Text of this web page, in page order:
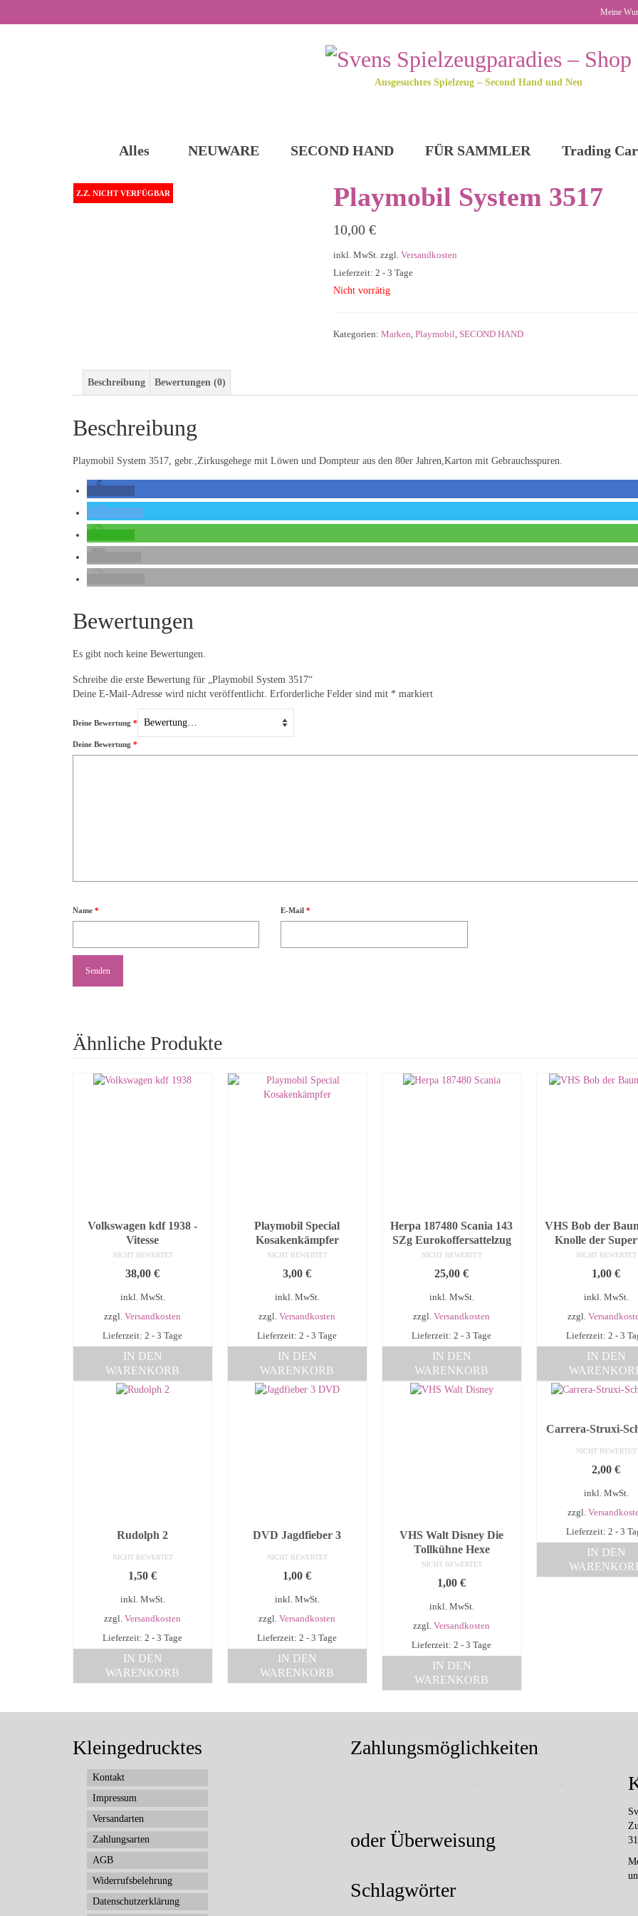
Meine
Ausgesuchtes Spielzeug – Second Hand und Neu
Alles NEUWARE SECOND HAND FÜR SAMMLER Trading
Z.Z. NICHT VERFÜGBAR Playmobil System 3517
10,00 €
inkl. MwSt. zzgl. Versandkosten
Lieferzeit: 2 - 3 Tage
Nicht vorrätig
Kategorien: Marken Playmobil SECOND HAND
Beschreibung Bewertungen (0)
Beschreibung
Playmobil System 3517, gebr.,Zirkusgehege mit Löwen und Dompteur aus den 80er Jahren,Karton mit Gebrauchsspuren.
Bewertungen
Es gibt noch keine Bewertungen.
Schreibe die erste Bewertung für „Playmobil System 3517“
Deine E-Mail-Adresse wird nicht veröffentlicht. Erforderliche Felder sind mit * markiert
Deine Bewertung *
Deine Bewertung *
Name * E-Mail*
Ähnliche Produkte
Volkswagen kdf 1938 -
Vitesse
NICHT BEWERTET
38,00€
inkl. MwSt.
zzgl.Versandkosten
Lieferzeit: 2 - 3 Tage
IN DEN
WARENKORB
Playmobil Special
Kosakenkämpfer
NICHT BEWERTET
3,00€
inkl. MwSt.
zzgl.Versandkosten
Lieferzeit: 2 - 3 Tage
IN DEN
WARENKORB
Herpa 187480 Scania 143
SZg Eurokoffersattelzug
NICHT BEWERTET
25,00€
inkl. MwSt.
zzgl.Versandkosten
Lieferzeit: 2 - 3 Tage
IN DEN
WARENKORB
VHS Bob der
Knolle der
NICHT BEWERTET
1,00€
inkl. MwSt.
zzgl.
Lieferzeit: 2 - 3
IN DEN
Rudolph 2
NICHT BEWERTET
1,50€
inkl. MwSt.
zzgl.Versandkosten
Lieferzeit: 2 - 3 Tage
IN DEN
WARENKORB
DVD Jagdfieber 3
NICHT BEWERTET
1,00€
inkl. MwSt.
zzgl.Versandkosten
Lieferzeit: 2 - 3 Tage
IN DEN
WARENKORB
VHS Walt Disney Die
Tollkühne Hexe
NICHT BEWERTET
1,00€
inkl. MwSt.
zzgl.Versandkosten
Lieferzeit: 2 - 3 Tage
IN DEN
WARENKORB
Carrera-Struxi-
NICHT BEWERTET
2,00€
inkl. MwSt.
zzgl.
Lieferzeit: 2 - 3
IN DEN
Kleingedrucktes
Kontakt
Impressum
Versandarten
Zahlungsarten
AGB
Widerrufsbelehrung
Datenschutzerklärung
Zahlungsmöglichkeiten
oder Überweisung
Schlagwörter